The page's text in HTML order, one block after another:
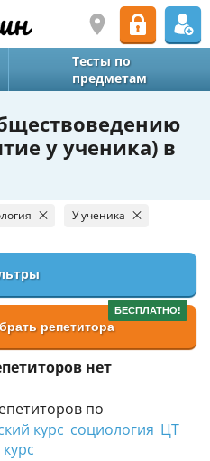
Тесты по
предметам
у ученика) в
по
курс социология ЦТ
У ученика
БЕСПЛАТНО!
репетитора
нет